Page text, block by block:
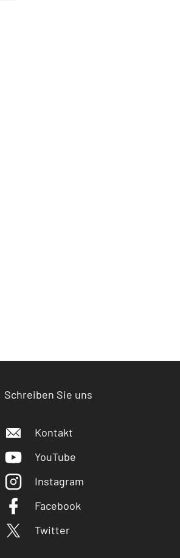
Schreiben Sie uns
Kontakt
YouTube
Instagram
Facebook
Twitter